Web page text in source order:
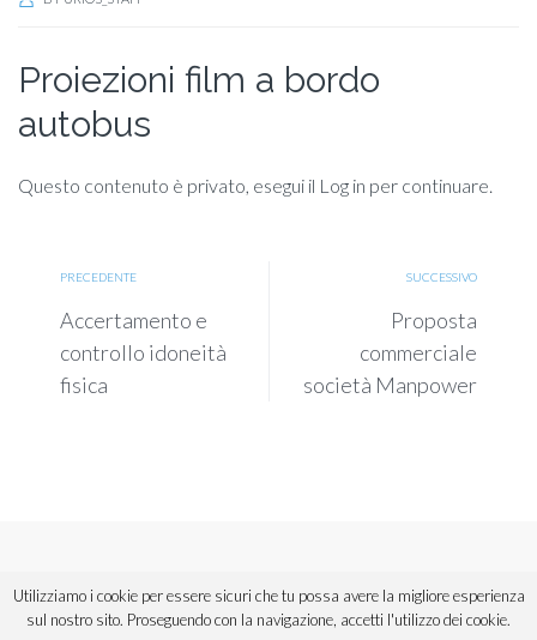
Proiezioni film a bordo
autobus
Questo contenuto è privato, esegui il Log in per continuare.
PRECEDENTE
Accertamento e
controllo idoneità
fisica
SUCCESSIVO
Proposta
commerciale
società Manpower
Powered byUrios,divisione di Informatica Commerciale Spa.
Utilizziamo i cookie per essere sicuri che tu possa avere la migliore esperienza
sul nostro sito. Proseguendo con la navigazione, accetti l'utilizzo dei cookie.